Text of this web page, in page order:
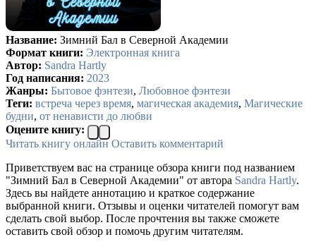
Название: Зимний Бал в Северной Академии
Формат книги: Электронная книга
Автор: Sandra Hartly
Год написания: 2023
Жанры: Бытовое фэнтези, Любовное фэнтези
Теги: встреча через время, магическая академия, Магические
будни, от ненависти до любви
Оцените книгу:
Читать книгу онлайн Оставить комментарий
Приветствуем вас на странице обзора книги под названием
"Зимний Бал в Северной Академии" от автора Sandra Hartly.
Здесь вы найдете аннотацию и краткое содержание
выбранной книги. Отзывы и оценки читателей помогут вам
сделать свой выбор. После прочтения вы также сможете
оставить свой обзор и помочь другим читателям.